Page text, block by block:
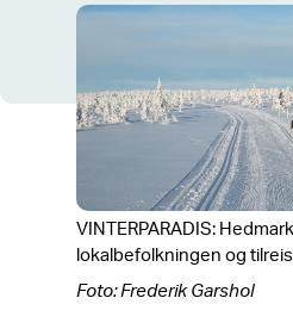
VINTERPARADIS:
lokalbefolkningen og
Foto: Frederik Garshol